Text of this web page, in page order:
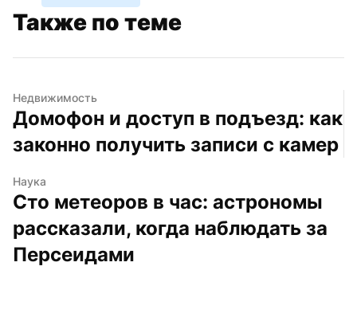
Также по теме
Недвижимость
Домофон и доступ в подъезд: как
законно получить записи с камер
Наука
Сто метеоров в час: астрономы
рассказали, когда наблюдать за
Персеидами